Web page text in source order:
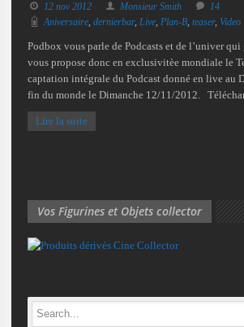
12 nov 2012 Monsieur Smith
14
Aniversaire, dernierbar, Live, Plan-B, teaser, Video
Podbox vous parle de Podcasts et de l’univer qui
vous propose donc en exclusivitèe mondiale le
captation intégrale du Podcast donné en live au
fin du monde le Dimanche 12/11/2012.
Lire la suite
Vos Figurines et Objets collector